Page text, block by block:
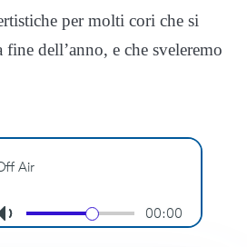
per molti cori che si
dell’anno, e che sveleremo